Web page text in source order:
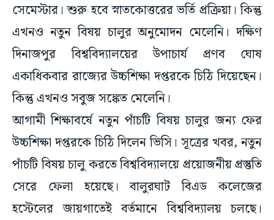
সেমেস্টার। শুরু হবে স্নাতকোত্তরের ভর্তি প্রক্রিয়া। কিন্তু
এখনও নতুন বিষয় চালুর অনুমোদন মেলেনি। দক্ষিণ
দিনাজপুর বিশ্ববিদ্যালয়ের উপাচার্য প্রণব ঘোষ
একাধিকবার রাজ্যের উচ্চশিক্ষা দপ্তরকে চিঠি দিয়েছেন।
কিন্তু এখনও সবুজ সঙ্কেত মেলেনি।
আগামী শিক্ষাবর্ষে নতুন পাঁচটি বিষয় চালুর জন্য ফের
উচ্চশিক্ষা দপ্তরকে চিঠি দিলেন ভিসি। সূত্রের খবর, নতুন
পাঁচটি বিষয় চালু করতে বিশ্ববিদ্যালয়ে প্রয়োজনীয় প্রস্তুতি
সেরে ফেলা হয়েছে। বালুরঘাট বিএড কলেজের
হস্টেলের জায়গাতেই বর্তমানে বিশ্ববিদ্যালয় চলছে।